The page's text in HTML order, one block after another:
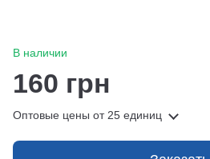
В наличии
160 грн
Оптовые цены от 25 единиц